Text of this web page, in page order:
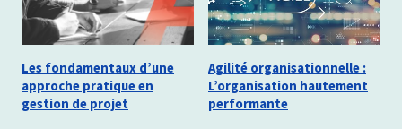
Les fondamentaux d’une
approche pratique en
gestion de projet
Agilité organisationnelle :
L’organisation hautement
performante